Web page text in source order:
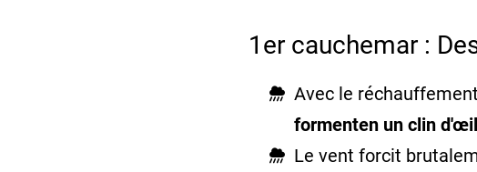
1er cauchemar :
Avec le
formenten un clin
Le vent forcit